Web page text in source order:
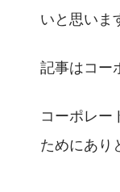
いと思いま
記事はコー
コーポレー
ためにあり